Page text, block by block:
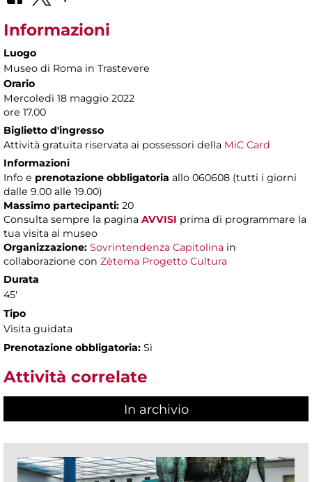
Informazioni
Luogo
Museo di Roma in Trastevere
Orario
Mercoledì 18 maggio 2022
ore 17.00
Biglietto d'ingresso
Attività gratuita riservata ai possessori della MiC Card
Informazioni
Info e prenotazione obbligatoria allo 060608 (tutti i giorni
dalle 9.00 alle 19.00)
Massimo partecipanti: 20
Consulta sempre la pagina AVVISI prima di programmare la
tua visita al museo
Organizzazione: Sovrintendenza Capitolina in
collaborazione con Zètema Progetto Cultura
Durata
45'
Tipo
Visita guidata
Prenotazione obbligatoria: Sì
Attività correlate
In archivio